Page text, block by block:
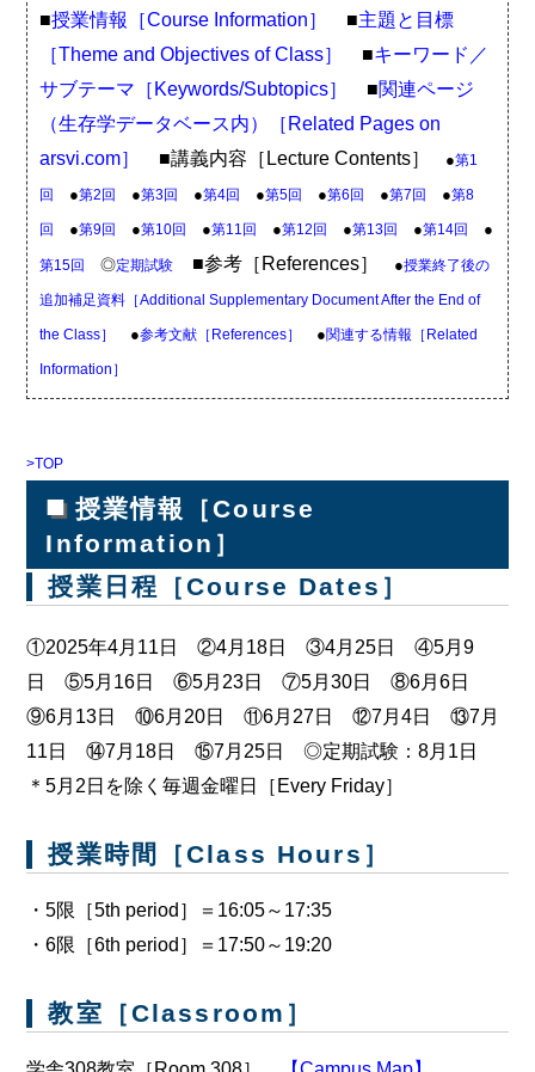
■授業情報［Course Information］ ■主題と目標
［Theme and Objectives of Class］
■キーワード／
サブテーマ［Keywords/Subtopics］
■関連ページ
（生存学データベース内）［Related Pages on
arsvi.com］
■講義内容［Lecture Contents］ ●第1
回 ●第2回 ●第3回 ●第4回 ●第5回 ●第6回 ●第7回 ●第8
回 ●第9回 ●第10回 ●第11回 ●第12回 ●第13回 ●第14回 ●
第15回 ◎定期試験 ■参考［References］ ●授業終了後の
追加補足資料［Additional Supplementary Document After the End of
the Class］ ●参考文献［References］ ●関連する情報［Related
Information］
>TOP
■ 授業情報［Course
Information］
授業日程［Course Dates］
①2025年4月11日 ②4月18日 ③4月25日 ④5月9
日 ⑤5月16日 ⑥5月23日 ⑦5月30日 ⑧6月6日
⑨6月13日 ⑩6月20日 ⑪6月27日 ⑫7月4日 ⑬7月
11日 ⑭7月18日 ⑮7月25日 ◎定期試験：8月1日
＊5月2日を除く毎週金曜日［Every Friday］
授業時間［Class Hours］
・5限［5th period］＝16:05～17:35
・6限［6th period］＝17:50～19:20
教室［Classroom］